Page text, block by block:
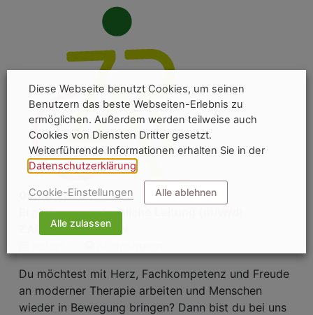
06.08.2026
Ergotherapeut fachliche Leitung (m/w/d)
ZAR KÖNIGSBRUNN
Du möchtest mit Herz, Fachkompetenz und Freude
an moderner Therapie arbeiten und Menschen
wieder in Bewegung bringen? Dann bist du bei uns
Diese Webseite benutzt Cookies, um seinen
Benutzern das beste Webseiten-Erlebnis zu
ermöglichen. Außerdem werden teilweise auch
Cookies von Diensten Dritter gesetzt.
Weiterführende Informationen erhalten Sie in der
Datenschutzerklärung
Cookie-Einstellungen Alle ablehnen
Alle zulassen